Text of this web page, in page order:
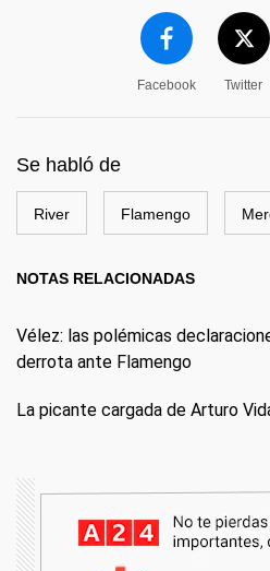
Facebook Twitter
Se habló de
River Flamengo
NOTAS RELACIONADAS
Vélez: las polémicas
derrota ante Flamengo
La picante cargada de Arturo